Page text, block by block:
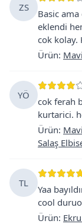
ZS
Basic
eklendi
cok kolay.
Ürün:
YÖ
cok ferah
kurtarici.
Ürün:
Salaş
TL
Yaa
cool
Ürün: